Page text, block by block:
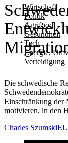
Wirtschaft
Politik
Agrifood
Gesundheit
Tech
Energie,
Verteidigung
Die schwedische
Einschränkung der
motivieren, in den
Charles Szumski